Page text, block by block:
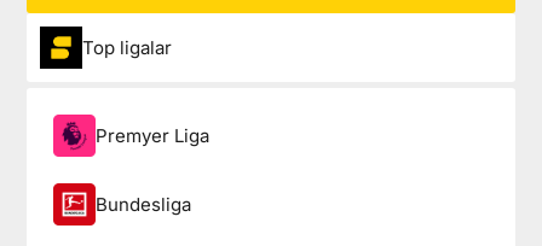
Top ligalar
Premyer Liga
Bundesliga